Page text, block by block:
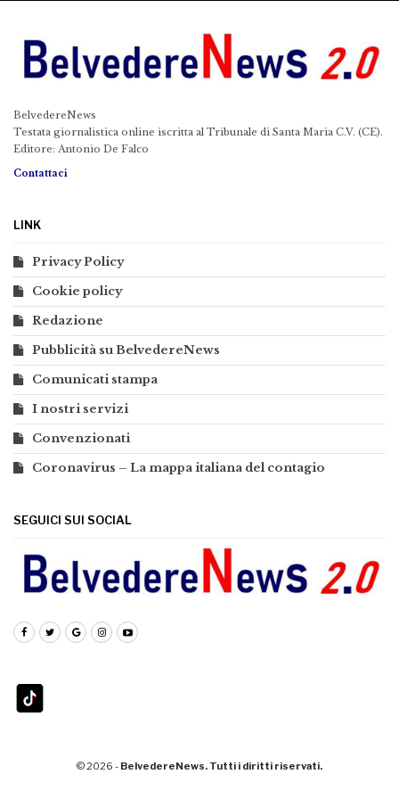
BelvedereNews
Testata giornalistica online iscritta al Tribunale di Santa Maria C.V. (CE).
Editore: Antonio De Falco
Contattaci
LINK
Privacy Policy
Cookie policy
Redazione
Pubblicità su BelvedereNews
Comunicati stampa
I nostri servizi
Convenzionati
Coronavirus – La mappa italiana del contagio
SEGUICI SUI SOCIAL
© 2026 - BelvedereNews. Tutti i diritti riservati.